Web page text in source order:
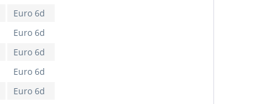
Euro 6d
Euro 6d
Euro 6d
Euro 6d
Euro 6d